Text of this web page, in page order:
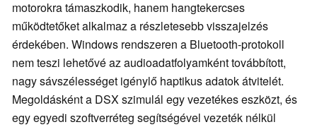
motorokra támaszkodik, hanem hangtekercses
működtetőket alkalmaz a részletesebb visszajelzés
érdekében. Windows rendszeren a Bluetooth-protokoll
nem teszi lehetővé az audioadatfolyamként továbbított,
nagy sávszélességet igénylő haptikus adatok átvitelét.
Megoldásként a DSX szimulál egy vezetékes eszközt, és
egy egyedi szoftverréteg segítségével vezeték nélkül